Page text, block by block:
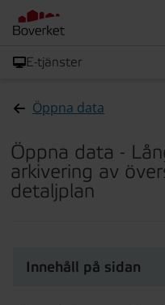
E-tjänster
Öppna data
Öppna data -
arkivering av
detaljplan
Innehåll på sidan